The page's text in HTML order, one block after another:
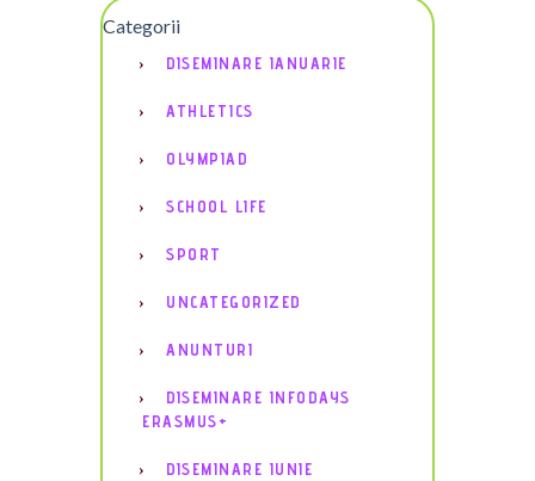
Categorii
DISEMINARE IANUARIE
ATHLETICS
OLYMPIAD
SCHOOL LIFE
SPORT
UNCATEGORIZED
ANUNTURI
DISEMINARE INFODAYS
ERASMUS+
DISEMINARE IUNIE